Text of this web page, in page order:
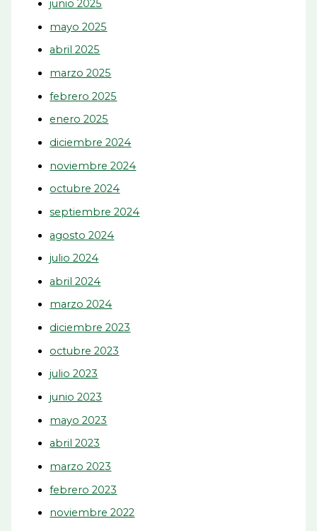
junio 2025
mayo 2025
abril 2025
marzo 2025
febrero 2025
enero 2025
diciembre 2024
noviembre 2024
octubre 2024
septiembre 2024
agosto 2024
julio 2024
abril 2024
marzo 2024
diciembre 2023
octubre 2023
julio 2023
junio 2023
mayo 2023
abril 2023
marzo 2023
febrero 2023
noviembre 2022